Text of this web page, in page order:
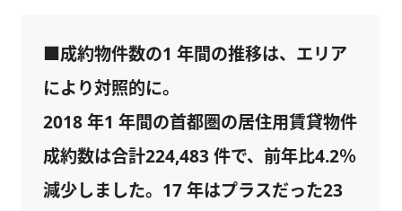
■成約物件数の1 年間の推移は、エリア
により対照的に。
2018 年1 年間の首都圏の居住用賃貸物件
成約数は合計224,483 件で、前年比4.2％
減少しました。17 年はプラスだった23